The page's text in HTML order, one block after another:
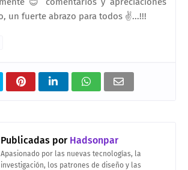
un fuerte abrazo para todos ✌...!!!
Publicadas porHadsonpar
Apasionado por las nuevas tecnologías, la
investigación, los patrones de diseño y las